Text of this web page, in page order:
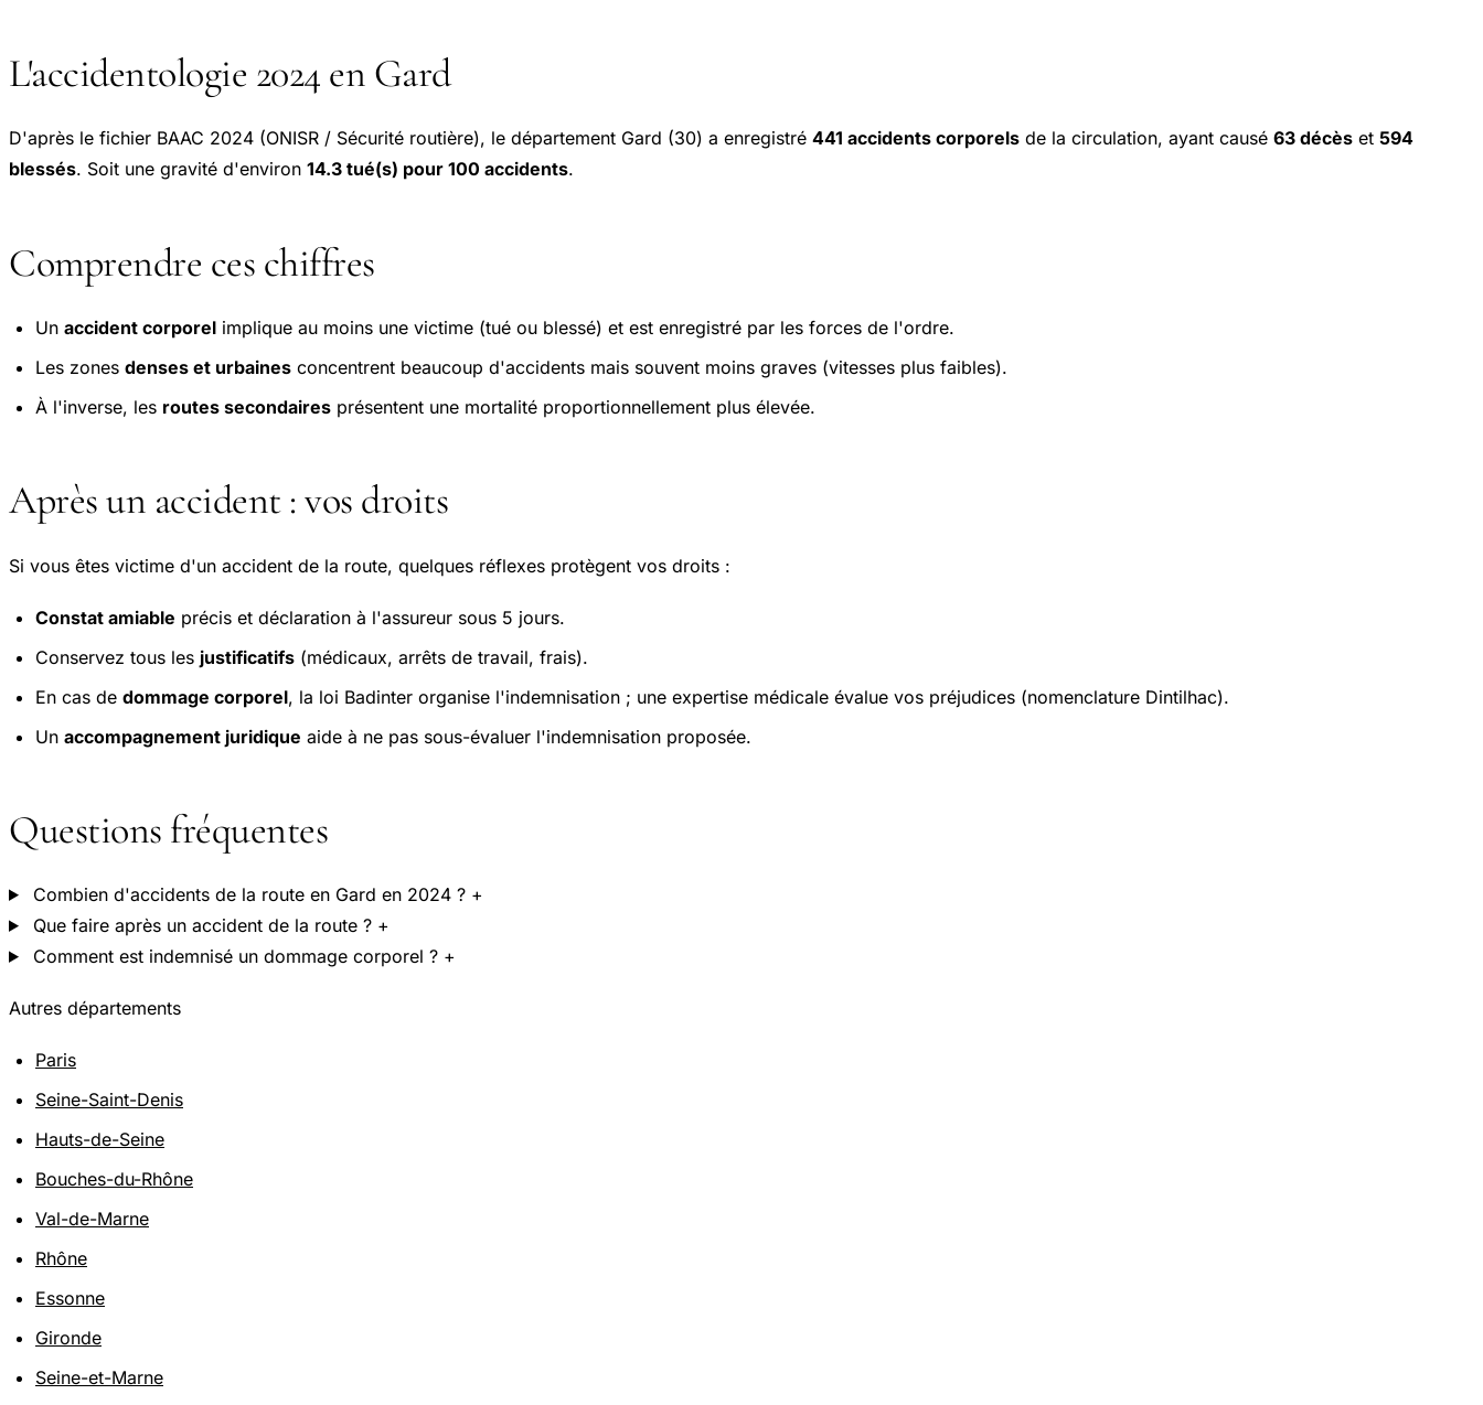
L'accidentologie 2024 en Gard
D'après le fichier BAAC 2024 (ONISR / Sécurité routière), le département Gard (30) a enregistré 441 accidents corporels de la circulation, ayant causé 63 décès et 594
blessés. Soit une gravité d'environ 14.3 tué(s) pour 100 accidents.
Comprendre ces chiffres
Un accident corporel implique au moins une victime (tué ou blessé) et est enregistré par les forces de l'ordre.
Les zones denses et urbaines concentrent beaucoup d'accidents mais souvent moins graves (vitesses plus faibles).
À l'inverse, les routes secondaires présentent une mortalité proportionnellement plus élevée.
Après un accident : vos droits
Si vous êtes victime d'un accident de la route, quelques réflexes protègent vos droits :
Constat amiable précis et déclaration à l'assureur sous 5 jours.
Conservez tous les justificatifs (médicaux, arrêts de travail, frais).
En cas de dommage corporel, la loi Badinter organise l'indemnisation ; une expertise médicale évalue vos préjudices (nomenclature Dintilhac).
Un accompagnement juridique aide à ne pas sous-évaluer l'indemnisation proposée.
Questions fréquentes
Combien d'accidents de la route en Gard en 2024 ? +
Que faire après un accident de la route ? +
Comment est indemnisé un dommage corporel ? +
Autres départements
Paris
Seine-Saint-Denis
Hauts-de-Seine
Bouches-du-Rhône
Val-de-Marne
Rhône
Essonne
Gironde
Seine-et-Marne